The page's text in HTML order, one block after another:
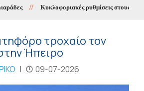
// Κυκλοφοριακές ρυθμίσεις στους
τροχαίο τον
Ήπειρο
| 09-07-2026